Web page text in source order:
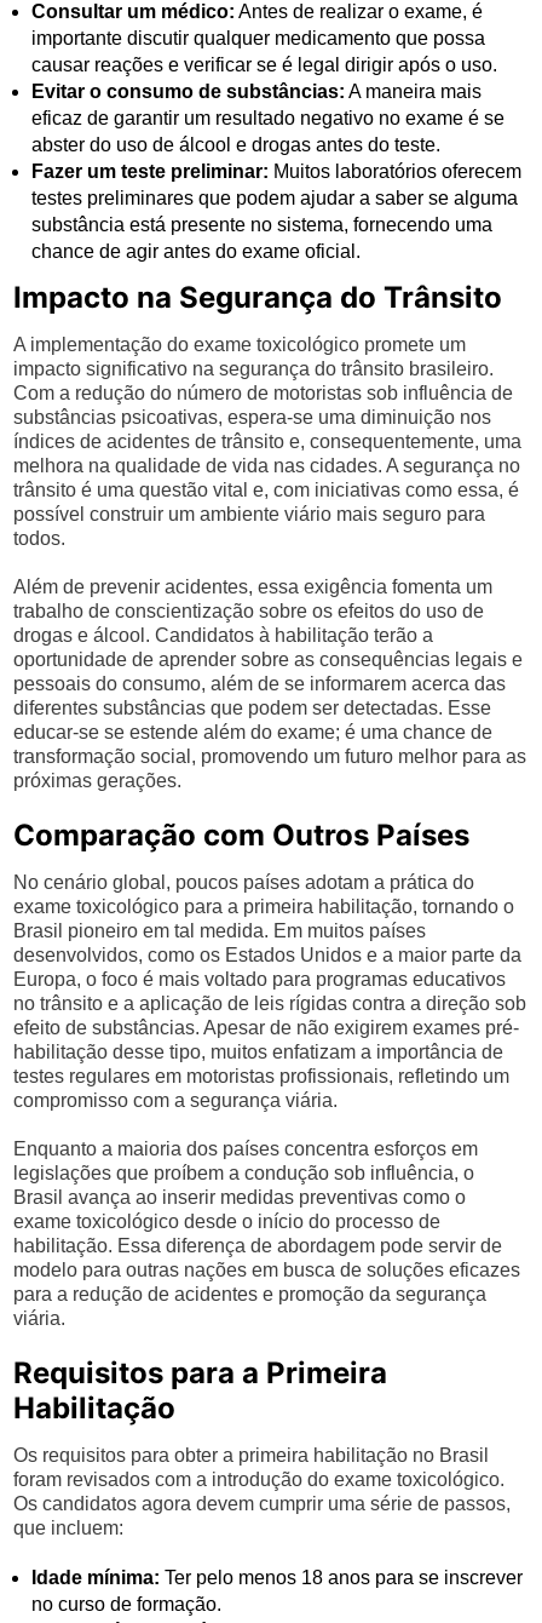
Consultar um médico: Antes de realizar o exame, é
importante discutir qualquer medicamento que possa
causar reações e verificar se é legal dirigir após o uso.
Evitar o consumo de substâncias: A maneira mais
eficaz de garantir um resultado negativo no exame é se
abster do uso de álcool e drogas antes do teste.
Fazer um teste preliminar: Muitos laboratórios oferecem
testes preliminares que podem ajudar a saber se alguma
substância está presente no sistema, fornecendo uma
chance de agir antes do exame oficial.
Impacto na Segurança do Trânsito
A implementação do exame toxicológico promete um
impacto significativo na segurança do trânsito brasileiro.
Com a redução do número de motoristas sob influência de
substâncias psicoativas, espera-se uma diminuição nos
índices de acidentes de trânsito e, consequentemente, uma
melhora na qualidade de vida nas cidades. A segurança no
trânsito é uma questão vital e, com iniciativas como essa, é
possível construir um ambiente viário mais seguro para
todos.
Além de prevenir acidentes, essa exigência fomenta um
trabalho de conscientização sobre os efeitos do uso de
drogas e álcool. Candidatos à habilitação terão a
oportunidade de aprender sobre as consequências legais e
pessoais do consumo, além de se informarem acerca das
diferentes substâncias que podem ser detectadas. Esse
educar-se se estende além do exame; é uma chance de
transformação social, promovendo um futuro melhor para as
próximas gerações.
Comparação com Outros Países
No cenário global, poucos países adotam a prática do
exame toxicológico para a primeira habilitação, tornando o
Brasil pioneiro em tal medida. Em muitos países
desenvolvidos, como os Estados Unidos e a maior parte da
Europa, o foco é mais voltado para programas educativos
no trânsito e a aplicação de leis rígidas contra a direção sob
efeito de substâncias. Apesar de não exigirem exames pré-
habilitação desse tipo, muitos enfatizam a importância de
testes regulares em motoristas profissionais, refletindo um
compromisso com a segurança viária.
Enquanto a maioria dos países concentra esforços em
legislações que proíbem a condução sob influência, o
Brasil avança ao inserir medidas preventivas como o
exame toxicológico desde o início do processo de
habilitação. Essa diferença de abordagem pode servir de
modelo para outras nações em busca de soluções eficazes
para a redução de acidentes e promoção da segurança
viária.
Requisitos para a Primeira
Habilitação
Os requisitos para obter a primeira habilitação no Brasil
foram revisados com a introdução do exame toxicológico.
Os candidatos agora devem cumprir uma série de passos,
que incluem:
Idade mínima: Ter pelo menos 18 anos para se inscrever
no curso de formação.